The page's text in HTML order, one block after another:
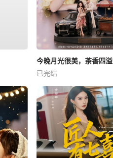
今晚月光很美，茶香四溢
已完结